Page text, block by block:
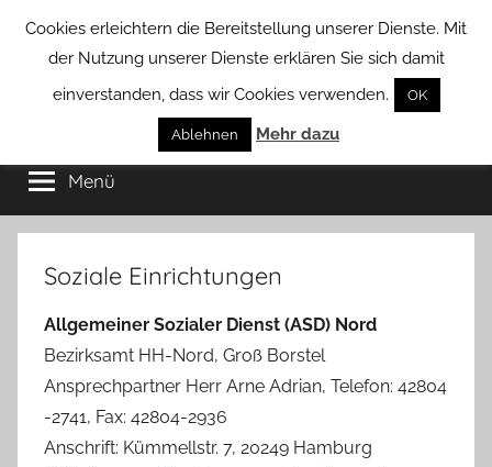
Borstel
von
Groß
Borstel
Menü
Soziale Einrichtungen
Allgemeiner Sozialer Dienst (ASD) Nord
Bezirksamt HH-Nord, Groß Borstel
Ansprechpartner Herr Arne Adrian, Telefon: 42804
-2741, Fax: 42804-2936
Anschrift: Kümmellstr. 7, 20249 Hamburg
Cookies erleichtern die Bereitstellung unserer Dienste. Mit
der Nutzung unserer Dienste erklären Sie sich damit
einverstanden, dass wir Cookies verwenden.
OK
Ablehnen Mehr dazu